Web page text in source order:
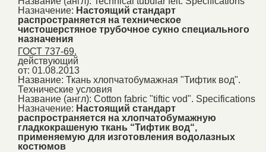
Назначение: Настоящий стандарт
распространяется на техническое
чистошерстяное трубочное сукно специального
назначения
ГОСТ 737-69.
действующий
от: 01.08.2013
Название: Ткань хлопчатобумажная "Тифтик вод".
Технические условия
Название (англ): Cotton fabric "tiftic vod". Specifications
Назначение: Настоящий стандарт
распространяется на хлопчатобумажную
гладкокрашеную ткань “Тифтик вод“,
применяемую для изготовления водолазных
костюмов